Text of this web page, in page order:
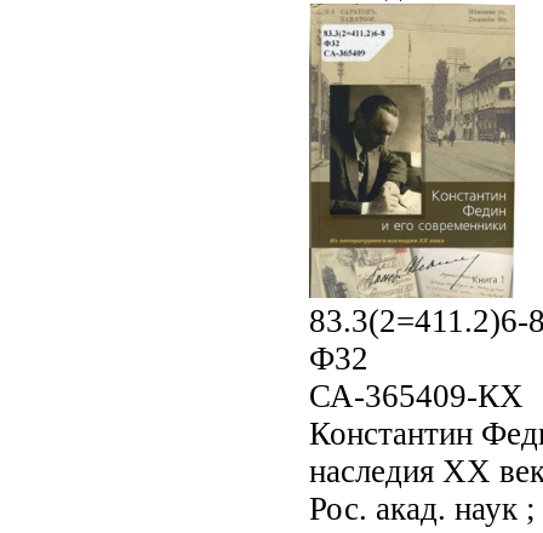
83.3(2=411.2)6-
Ф32
СА-365409-КХ
Константин
наследия XX
Рос. акад. наук